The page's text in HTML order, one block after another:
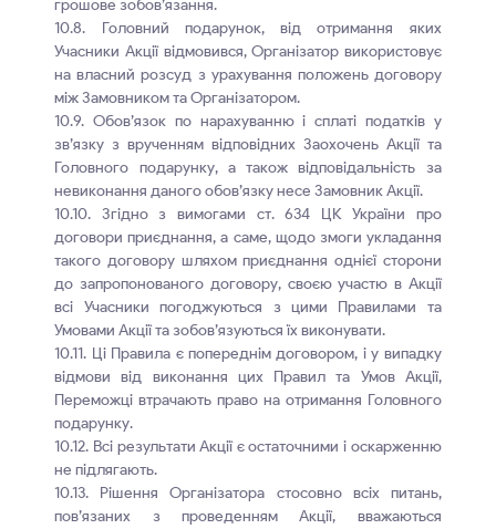
грошове зобов’язання.
10.8. Головний подарунок, від отримання яких
Учасники Акції відмовився, Організатор використовує
на власний розсуд з урахування положень договору
між Замовником та Організатором.
10.9. Обов’язок по нарахуванню і сплаті податків у
зв’язку з врученням відповідних Заохочень Акції та
Головного подарунку, а також відповідальність за
невиконання даного обов’язку несе Замовник Акції.
10.10. Згідно з вимогами ст. 634 ЦК України про
договори приєднання, а саме, щодо змоги укладання
такого договору шляхом приєднання однієї сторони
до запропонованого договору, своєю участю в Акції
всі Учасники погоджуються з цими Правилами та
Умовами Акції та зобов’язуються їх виконувати.
10.11. Ці Правила є попереднім договором, і у випадку
відмови від виконання цих Правил та Умов Акції,
Переможці втрачають право на отримання Головного
подарунку.
10.12. Всі результати Акції є остаточними і оскарженню
не підлягають.
10.13. Рішення Організатора стосовно всіх питань,
пов’язаних з проведенням Акції, вважаються